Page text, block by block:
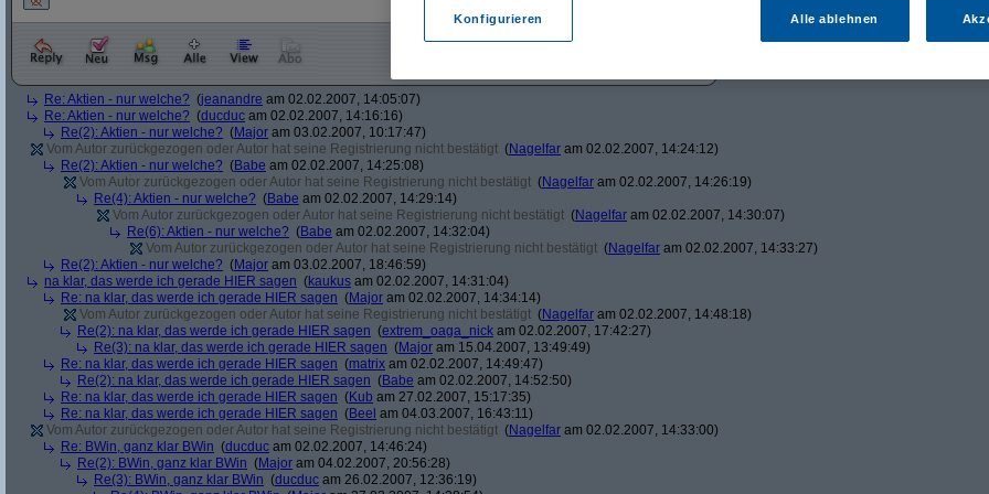
Re: Aktien - nur welche? (jeanandre am 02.02.2007, 14:05:07)
Re: Aktien - nur welche? (ducduc am 02.02.2007, 14:16:16)
Re(2): Aktien - nur welche? (Major am 03.02.2007, 10:17:47)
Vom Autor zurückgezogen oder Autor hat seine Registrierung nicht bestätigt (Nagelfar am 02.02.2007, 14:24:12)
Re(2): Aktien - nur welche? (Babe am 02.02.2007, 14:25:08)
Vom Autor zurückgezogen oder Autor hat seine Registrierung nicht bestätigt (Nagelfar am 02.02.2007, 14:26:19)
Re(4): Aktien - nur welche? (Babe am 02.02.2007, 14:29:14)
Vom Autor zurückgezogen oder Autor hat seine Registrierung nicht bestätigt (Nagelfar am 02.02.2007, 14:30:07)
Re(6): Aktien - nur welche? (Babe am 02.02.2007, 14:32:04)
Vom Autor zurückgezogen oder Autor hat seine Registrierung nicht bestätigt (Nagelfar am 02.02.2007, 14:33:27)
Re(2): Aktien - nur welche? (Major am 03.02.2007, 18:46:59)
na klar, das werde ich gerade HIER sagen (kaukus am 02.02.2007, 14:31:04)
Re: na klar, das werde ich gerade HIER sagen (Major am 02.02.2007, 14:34:14)
Vom Autor zurückgezogen oder Autor hat seine Registrierung nicht bestätigt (Nagelfar am 02.02.2007, 14:48:18)
Re(2): na klar, das werde ich gerade HIER sagen (extrem_oaga_nick am 02.02.2007, 17:42:27)
Re(3): na klar, das werde ich gerade HIER sagen (Major am 15.04.2007, 13:49:49)
Re: na klar, das werde ich gerade HIER sagen (matrix am 02.02.2007, 14:49:47)
Re(2): na klar, das werde ich gerade HIER sagen (Babe am 02.02.2007, 14:52:50)
Re: na klar, das werde ich gerade HIER sagen (Kub am 27.02.2007, 15:17:35)
Re: na klar, das werde ich gerade HIER sagen (Beel am 04.03.2007, 16:43:11)
Vom Autor zurückgezogen oder Autor hat seine Registrierung nicht bestätigt (Nagelfar am 02.02.2007, 14:33:00)
Re: BWin, ganz klar BWin (ducduc am 02.02.2007, 14:46:24)
Re(2): BWin, ganz klar BWin (Major am 04.02.2007, 20:56:28)
Re(3): BWin, ganz klar BWin (ducduc am 26.02.2007, 12:36:19)
Konfigurieren Alle ablehnen